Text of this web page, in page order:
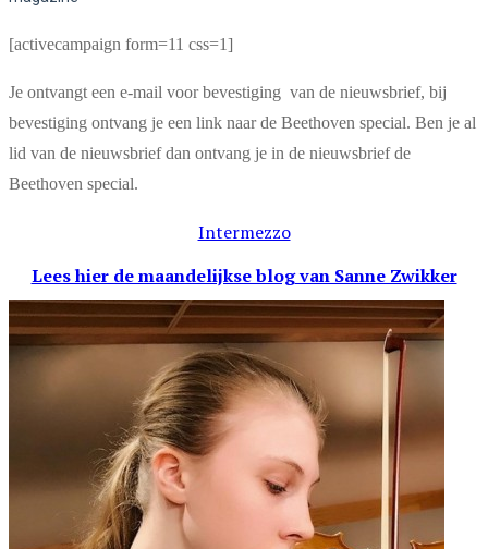
[activecampaign form=11 css=1]
Je ontvangt een e-mail voor bevestiging van de nieuwsbrief, bij
bevestiging ontvang je een link naar de Beethoven special. Ben je al
lid van de nieuwsbrief dan ontvang je in de nieuwsbrief de
Beethoven special.
Intermezzo
Lees hier de maandelijkse blogvan Sanne Zwikker